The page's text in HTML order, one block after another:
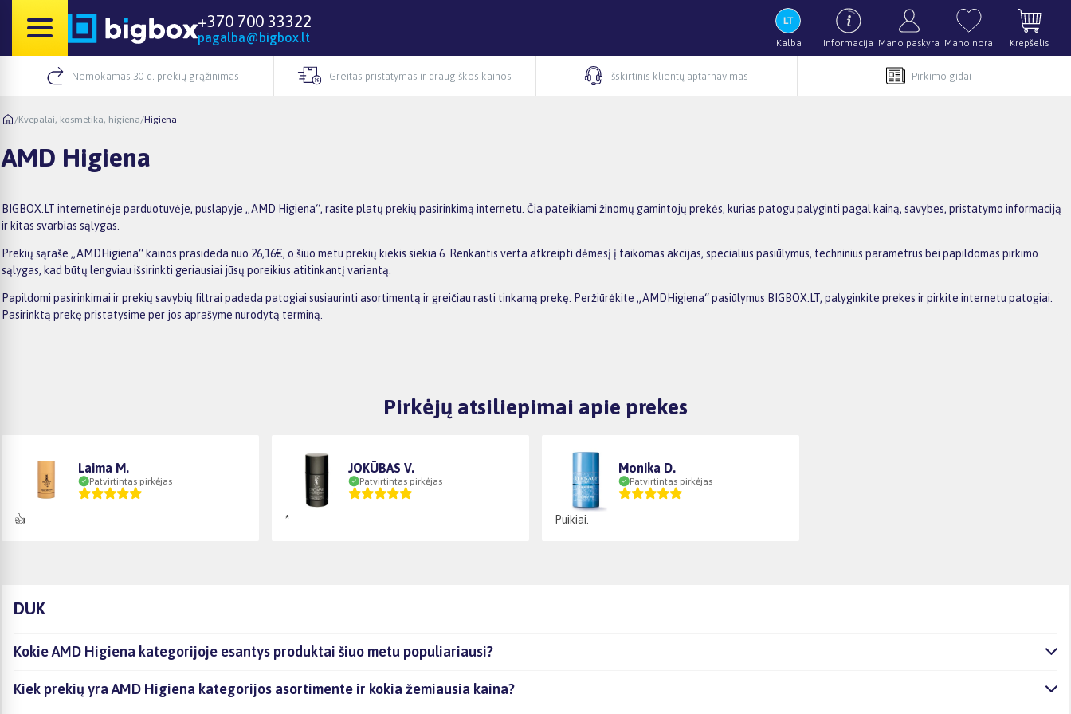
+370 700 33322
pagalba@bigbox.lt Kalba Informacija Mano paskyra Mano norai Krepšelis
Nemokamas 30 d. prekių grąžinimas Greitas pristatymas ir draugiškos kainos Išskirtinis klientų aptarnavimas Pirkimo gidai
/Kvepalai, kosmetika, higiena/Higiena
AMD Higiena
BIGBOX.LT internetinėje parduotuvėje, puslapyje „AMD Higiena“, rasite platų prekių pasirinkimą internetu. Čia pateikiami žinomų gamintojų prekės, kurias patogu palyginti pagal kainą, savybes, pristatymo informaciją
ir kitas svarbias sąlygas.
Prekių sąraše „AMDHigiena“ kainos prasideda nuo 26,16€, o šiuo metu prekių kiekis siekia 6. Renkantis verta atkreipti dėmesį į taikomas akcijas, specialius pasiūlymus, techninius parametrus bei papildomas pirkimo
sąlygas, kad būtų lengviau išsirinkti geriausiai jūsų poreikius atitinkantį variantą.
Papildomi pasirinkimai ir prekių savybių filtrai padeda patogiai susiaurinti asortimentą ir greičiau rasti tinkamą prekę. Peržiūrėkite „AMDHigiena“ pasiūlymus BIGBOX.LT, palyginkite prekes ir pirkite internetu patogiai.
Pasirinktą prekę pristatysime per jos aprašyme nurodytą terminą.
Pirkėjų atsiliepimai apie prekes
Laima M.
Patvirtintas pirkėjas
👍
JOKŪBAS V.
Patvirtintas pirkėjas
*
Monika D.
Patvirtintas pirkėjas
Puikiai.
DUK
Kokie AMD Higiena kategorijoje esantys produktai šiuo metu populiariausi?
Kiek prekių yra AMD Higiena kategorijos asortimente ir kokia žemiausia kaina?